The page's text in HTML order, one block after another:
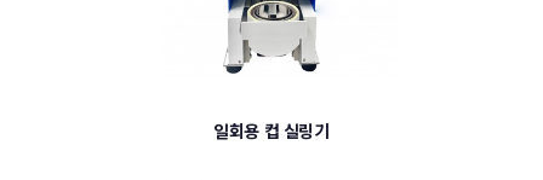
일회용 컵 실링기